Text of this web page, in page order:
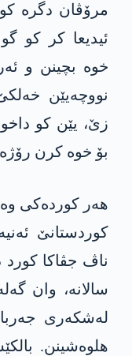
مرۆڤان دگرە
ئیدیعا کر کو
خوە بچینن و
نووچەیێن
زێ، یێن کو
بۆ خوە کرن
ھەر کوردەکی
کوردستانێ
ناڤ جڤاکا
سالانە، وان
لەشکەری
ھلوەشینن.